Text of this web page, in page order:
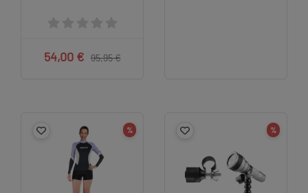
54,00 € 95,95 €
% %